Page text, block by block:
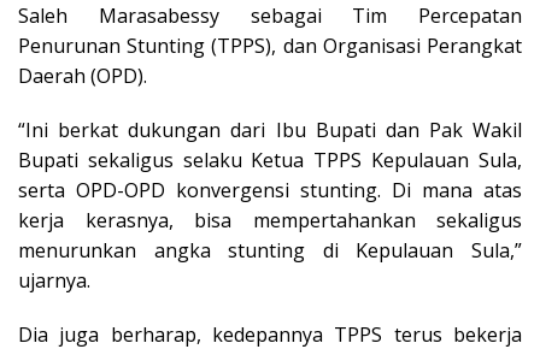
Saleh Marasabessy sebagai Tim Percepatan
Penurunan Stunting (TPPS), dan Organisasi Perangkat
Daerah (OPD).
“Ini berkat dukungan dari Ibu Bupati dan Pak Wakil
Bupati sekaligus selaku Ketua TPPS Kepulauan Sula,
serta OPD-OPD konvergensi stunting. Di mana atas
kerja kerasnya, bisa mempertahankan sekaligus
menurunkan angka stunting di Kepulauan Sula,”
ujarnya.
Dia juga berharap, kedepannya TPPS terus bekerja